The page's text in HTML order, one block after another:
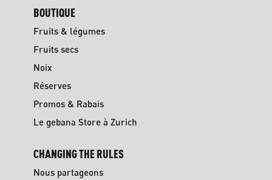
BOUTIQUE
Fruits & légumes
Fruits secs
Noix
Réserves
Promos & Rabais
Le gebana Store à Zurich
CHANGING THE RULES
Nous partageons